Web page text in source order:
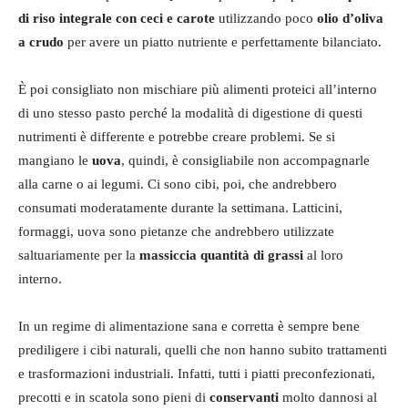
di riso integrale con ceci e carote utilizzando poco olio d’oliva
a crudo per avere un piatto nutriente e perfettamente bilanciato.
È poi consigliato non mischiare più alimenti proteici all’interno
di uno stesso pasto perché la modalità di digestione di questi
nutrimenti è differente e potrebbe creare problemi. Se si
mangiano le uova, quindi, è consigliabile non accompagnarle
alla carne o ai legumi. Ci sono cibi, poi, che andrebbero
consumati moderatamente durante la settimana. Latticini,
formaggi, uova sono pietanze che andrebbero utilizzate
saltuariamente per la massiccia quantità di grassi al loro
interno.
In un regime di alimentazione sana e corretta è sempre bene
prediligere i cibi naturali, quelli che non hanno subito trattamenti
e trasformazioni industriali. Infatti, tutti i piatti preconfezionati,
precotti e in scatola sono pieni di conservanti molto dannosi al